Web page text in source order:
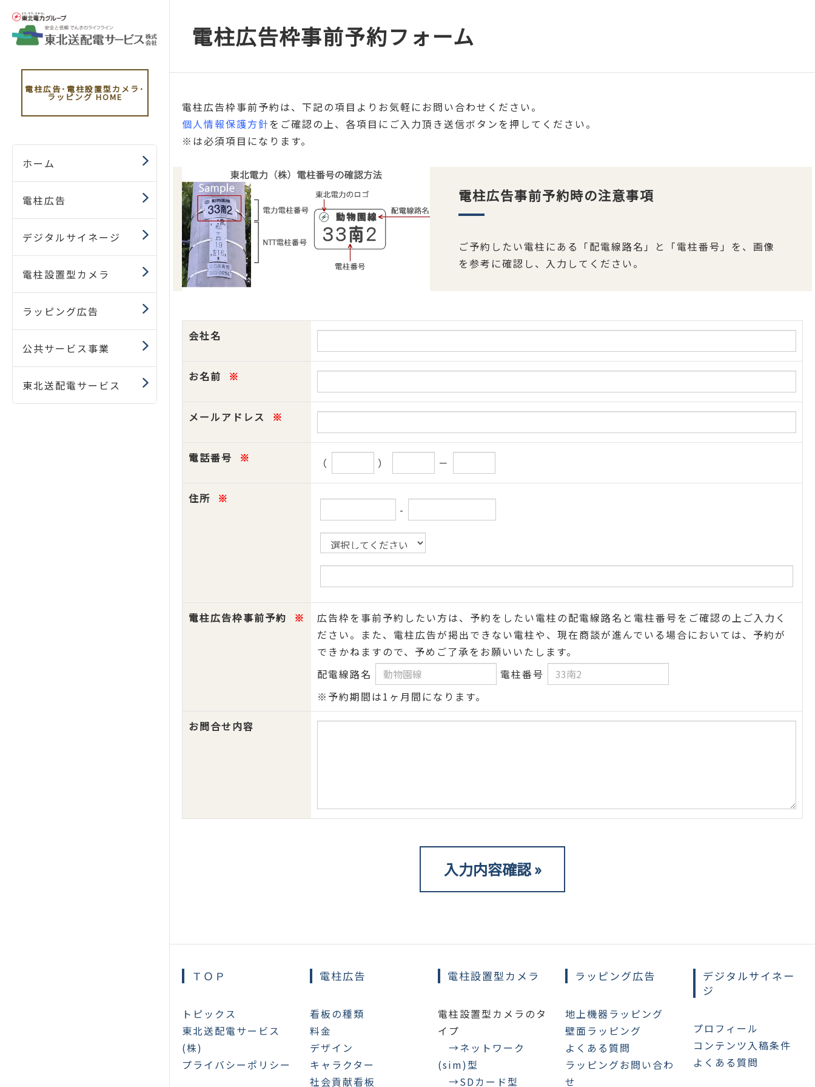
電柱広告･電柱設置型カメラ･
ラッピングHOME
ホーム
電柱広告
デジタルサイネージ
電柱設置型カメラ
ラッピング広告
公共サービス事業
東北送配電サービス
電柱広告枠事前予約フォーム
電柱広告枠事前予約は、下記の項目よりお気軽にお問い合わせください。
個人情報保護方針をご確認の上、各項目にご入力頂き送信ボタンを押してください。
※は必須項目になります。
電柱広告事前予約時の注意事項
ご予約したい電柱にある「配電線路名」と「電柱番号」を、画像
を参考に確認し、入力してください。
会社名
お名前 ※
メールアドレス ※
電話番号 ※ （ ） －
住所 ※
-
電柱広告枠事前予約 ※
広告枠を事前予約したい方は、予約をしたい電柱の配電線路名と電柱番号をご確認の上ご入力く
ださい。また、電柱広告が掲出できない電柱や、現在商談が進んでいる場合においては、予約が
できかねますので、予めご了承をお願いいたします。
配電線路名
電柱番号
※予約期間は1ヶ月間になります。
お問合せ内容
ＴＯＰ
トピックス
東北送配電サービス
(株)
プライバシーポリシー
電柱広告
看板の種類
料金
デザイン
キャラクター
社会貢献看板
電柱設置型カメラ
電柱設置型カメラのタ
イプ
→ネットワーク
(sim)型
→SDカード型
ラッピング広告
地上機器ラッピング
壁面ラッピング
よくある質問
ラッピングお問い合わ
せ
デジタルサイネー
ジ
プロフィール
コンテンツ入稿条件
よくある質問